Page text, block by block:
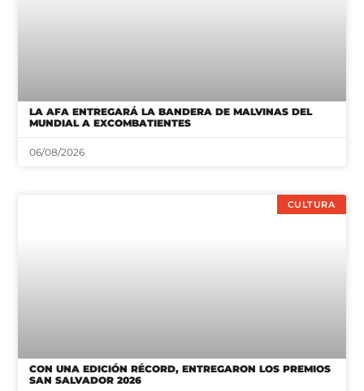
LA AFA ENTREGARÁ LA BANDERA DE MALVINAS DEL
MUNDIAL A EXCOMBATIENTES
06/08/2026
CULTURA
CON UNA EDICIÓN RÉCORD, ENTREGARON LOS PREMIOS
SAN SALVADOR 2026